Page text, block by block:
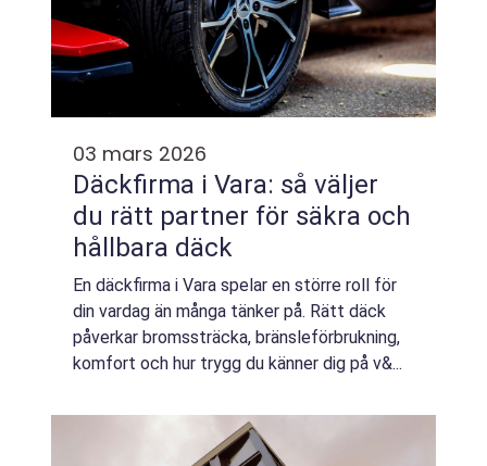
03 mars 2026
Däckfirma i Vara: så väljer
du rätt partner för säkra och
hållbara däck
En däckfirma i Vara spelar en större roll för
din vardag än många tänker på. Rätt däck
påverkar bromssträcka, bränsleförbrukning,
komfort och hur trygg du känner dig på v&...